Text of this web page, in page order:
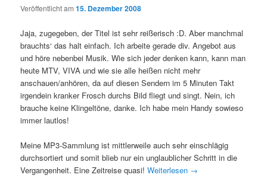
Veröffentlicht am15. Dezember 2008
Jaja, zugegeben, der Titel ist sehr reißerisch :D. Aber manchmal
brauchts‘ das halt einfach. Ich arbeite gerade div. Angebot aus
und höre nebenbei Musik. Wie sich jeder denken kann, kann man
heute MTV, VIVA und wie sie alle heißen nicht mehr
anschauen/anhören, da auf diesen Sendern im 5 Minuten Takt
irgendein kranker Frosch durchs Bild fliegt und singt. Nein, ich
brauche keine Klingeltöne, danke. Ich habe mein Handy sowieso
immer lautlos!
Meine MP3-Sammlung ist mittlerweile auch sehr einschlägig
durchsortiert und somit blieb nur ein unglaublicher Schritt in die
Vergangenheit. Eine Zeitreise quasi!Weiterlesen →